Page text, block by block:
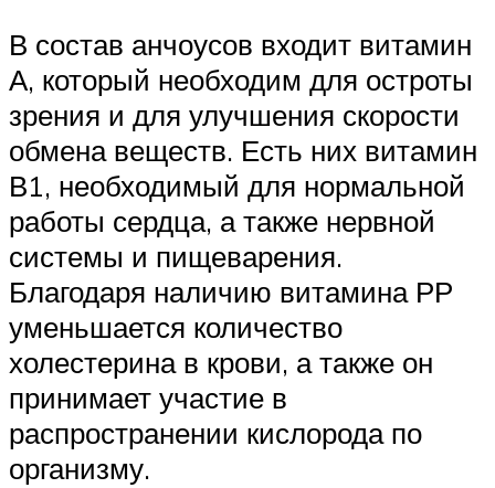
В состав анчоусов входит витамин
А, который необходим для остроты
зрения и для улучшения скорости
обмена веществ. Есть них витамин
В1, необходимый для нормальной
работы сердца, а также нервной
системы и пищеварения.
Благодаря наличию витамина РР
уменьшается количество
холестерина в крови, а также он
принимает участие в
распространении кислорода по
организму.